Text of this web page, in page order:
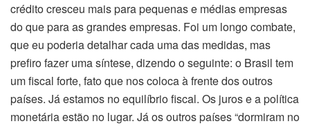
crédito cresceu mais para pequenas e médias empresas
do que para as grandes empresas. Foi um longo combate,
que eu poderia detalhar cada uma das medidas, mas
prefiro fazer uma síntese, dizendo o seguinte: o Brasil tem
um fiscal forte, fato que nos coloca à frente dos outros
países. Já estamos no equilíbrio fiscal. Os juros e a política
monetária estão no lugar. Já os outros países “dormiram no